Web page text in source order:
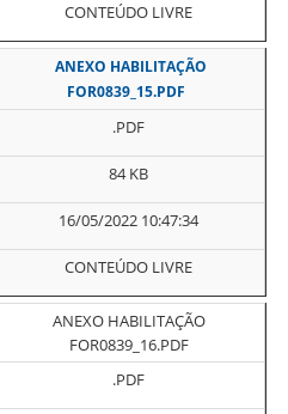
CONTEÚDO LIVRE
ANEXO HABILITAÇÃO
FOR0839_15.PDF
.PDF
84 KB
16/05/2022 10:47:34
CONTEÚDO LIVRE
ANEXO HABILITAÇÃO
FOR0839_16.PDF
.PDF